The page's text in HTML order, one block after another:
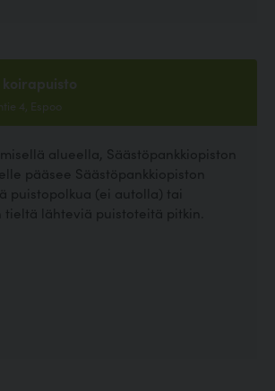
4, Espoo
alueella, Säästöpankkiopiston
pääsee Säästöpankkiopiston
puistopolkua (ei autolla) tai
tieltä lähteviä puistoteitä pitkin.